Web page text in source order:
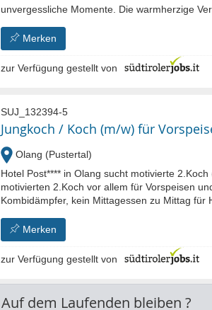
unvergessliche Momente. Die warmherzige
Merken
zur Verfügung gestellt von
SUJ_132394-5
Jungkoch / Koch (m/w) für
Olang (Pustertal)
Hotel Post**** in Olang sucht motivierte
motivierten 2.Koch vor allem für Vorspeisen
Kombidämpfer, kein Mittagessen zu Mittag für
Merken
zur Verfügung gestellt von
Auf dem Laufenden bleiben ?